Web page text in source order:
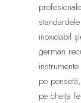
inoxidabil
german
pe
pe cheița